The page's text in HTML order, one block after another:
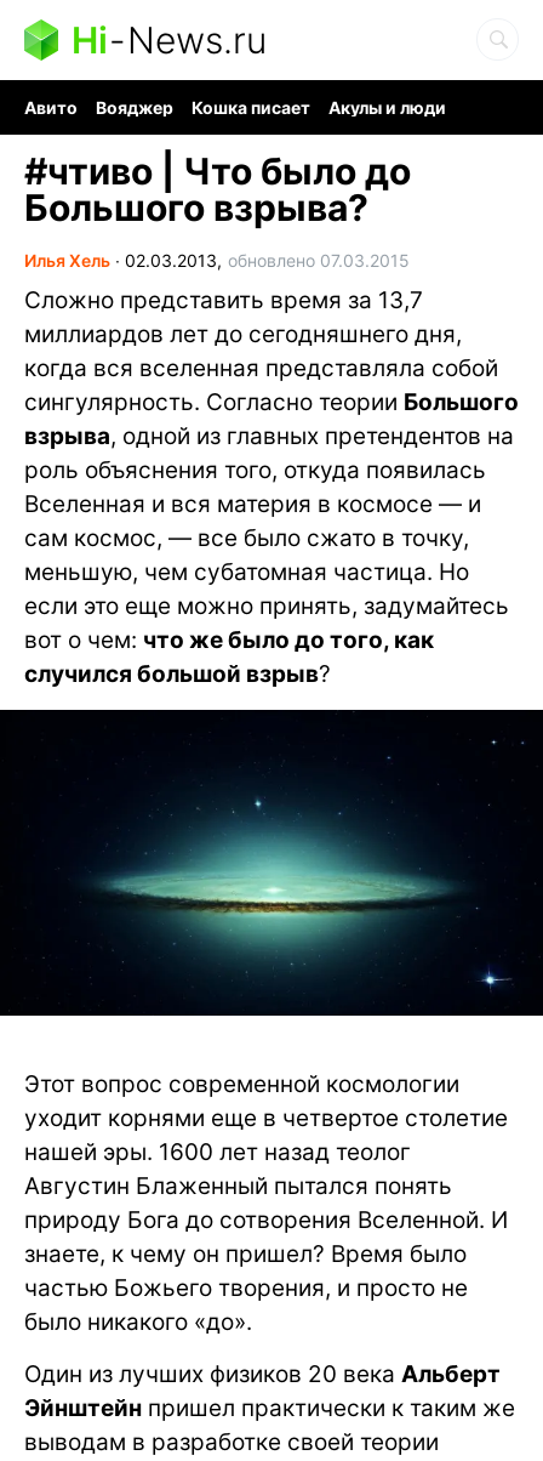
Hi-News.ru
Авито Вояджер Кошка писает
Акулы и люди
#чтиво | Что было до
Большого взрыва?
Илья Хель ∙ 02.03.2013, обновлено 07.03.2015
Сложно представить время за 13,7
миллиардов лет до сегодняшнего дня,
когда вся вселенная представляла собой
сингулярность. Согласно теории Большого
взрыва, одной из главных претендентов на
роль объяснения того, откуда появилась
Вселенная и вся материя в космосе — и
сам космос, — все было сжато в точку,
меньшую, чем субатомная частица. Но
если это еще можно принять, задумайтесь
вот о чем: что же было до того, как
случился большой взрыв?
Этот вопрос современной космологии
уходит корнями еще в четвертое столетие
нашей эры. 1600 лет назад теолог
Августин Блаженный пытался понять
природу Бога до сотворения Вселенной. И
знаете, к чему он пришел? Время было
частью Божьего творения, и просто не
было никакого «до».
Один из лучших физиков 20 века Альберт
Эйнштейн пришел практически к таким же
выводам в разработке своей теории